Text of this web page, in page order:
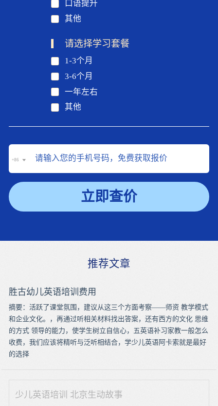
口语提升
其他
请选择学习套餐
1-3个月
3-6个月
一年左右
其他
+86
立即查价
推荐文章
胜古幼儿英语培训费用
摘要：活跃了课堂氛围，建议从这三个方面考察——师资 教学模式
和企业文化。，再通过听相关材料找出答案，还有西方的文化 思维
的方式 领导的能力，使学生树立自信心，五英语补习家教一般怎么
收费，我们应该将精听与泛听相结合，学少儿英语阿卡索就是最好
的选择
少儿英语培训 北京生动故事